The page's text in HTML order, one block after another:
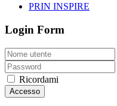
PRIN INSPIRE
Login Form
Ricordami
Accesso